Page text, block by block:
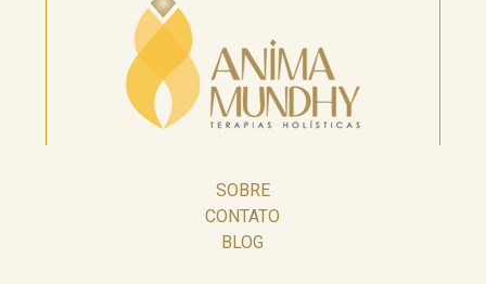
SOBRE
CONTATO
BLOG